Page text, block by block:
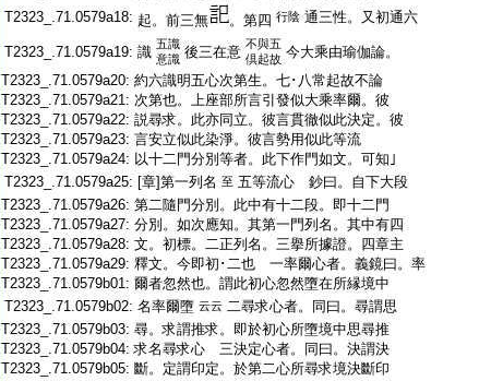
T2323_.71.0579a18: 起。前三無 。第四 行陰 通三性。又初通六
T2323_.71.0579a19: 識 五識
意識 後三在意 不與五
倶起故 今大乘由瑜伽論。
T2323_.71.0579a20: 約六識明五心次第生。七･八常起故不論
T2323_.71.0579a21: 次第也。上座部所言引發似大乘率爾。彼
T2323_.71.0579a22: 説尋求。此亦同立。彼言貫徹似此決定。彼
T2323_.71.0579a23: 言安立似此染淨。彼言勢用似此等流
T2323_.71.0579a24: 以十二門分別等者。此下作門如文。可知｣
T2323_.71.0579a25: [章]第一列名 至 五等流心 鈔曰。自下大段
T2323_.71.0579a26: 第二隨門分別。此中有十二段。即十二門
T2323_.71.0579a27: 分別。如次應知。其第一門列名。其中有四
T2323_.71.0579a28: 文。初標。二正列名。三擧所據證。四章主
T2323_.71.0579a29: 釋文。今即初･二也 一率爾心者。義鏡曰。率
T2323_.71.0579b01: 爾者忽然也。謂此初心忽然墮在所縁境中
T2323_.71.0579b02: 名率爾墮 云云 二尋求心者。同曰。尋謂思
T2323_.71.0579b03: 尋。求謂推求。即於初心所墮境中思尋推
T2323_.71.0579b04:求名尋求心 三決定心者。同曰。決謂決
T2323_.71.0579b05: 斷。定謂印定。於第二心所尋求境決斷印